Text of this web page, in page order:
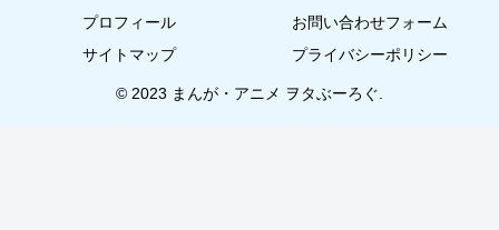
プロフィール
お問い合わせフォーム
サイトマップ
プライバシーポリシー
© 2023 まんが・アニメ ヲタぶーろぐ.